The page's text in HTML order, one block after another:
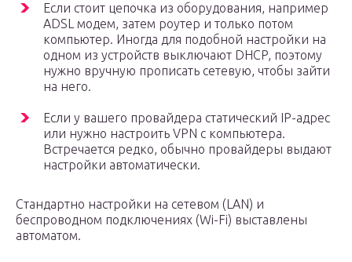
Если стоит цепочка из оборудования, например
ADSL модем, затем роутер и только потом
компьютер. Иногда для подобной настройки на
одном из устройств выключают DHCP, поэтому
нужно вручную прописать сетевую, чтобы зайти
на него.
Если у вашего провайдера статический IP-адрес
или нужно настроить VPN с компьютера.
Встречается редко, обычно провайдеры выдают
настройки автоматически.
Стандартно настройки на сетевом (LAN) и
беспроводном подключениях (Wi-Fi) выставлены
автоматом.